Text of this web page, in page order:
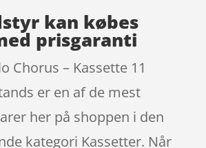
kan købes
prisgaranti
Chorus – Kassette 11
er en af de mest
her på shoppen i den
kategori Kassetter. Når